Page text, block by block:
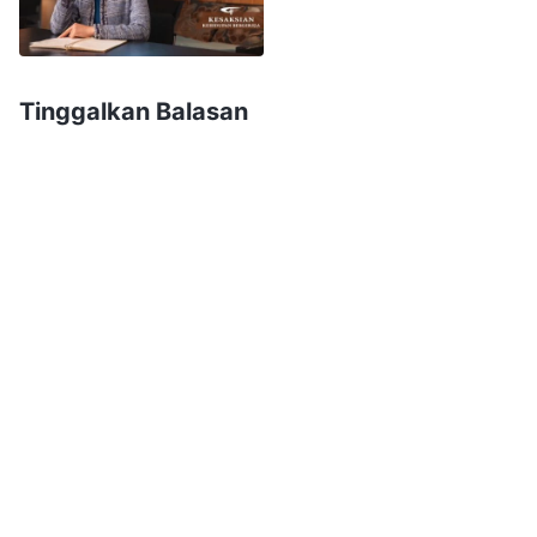
bersalahku disebabkan karena aku melindungi
diri dan kepentinganku sendiri alih-alih
menyingkapkan dan melaporkan pemimpin
Tinggalkan Balasan